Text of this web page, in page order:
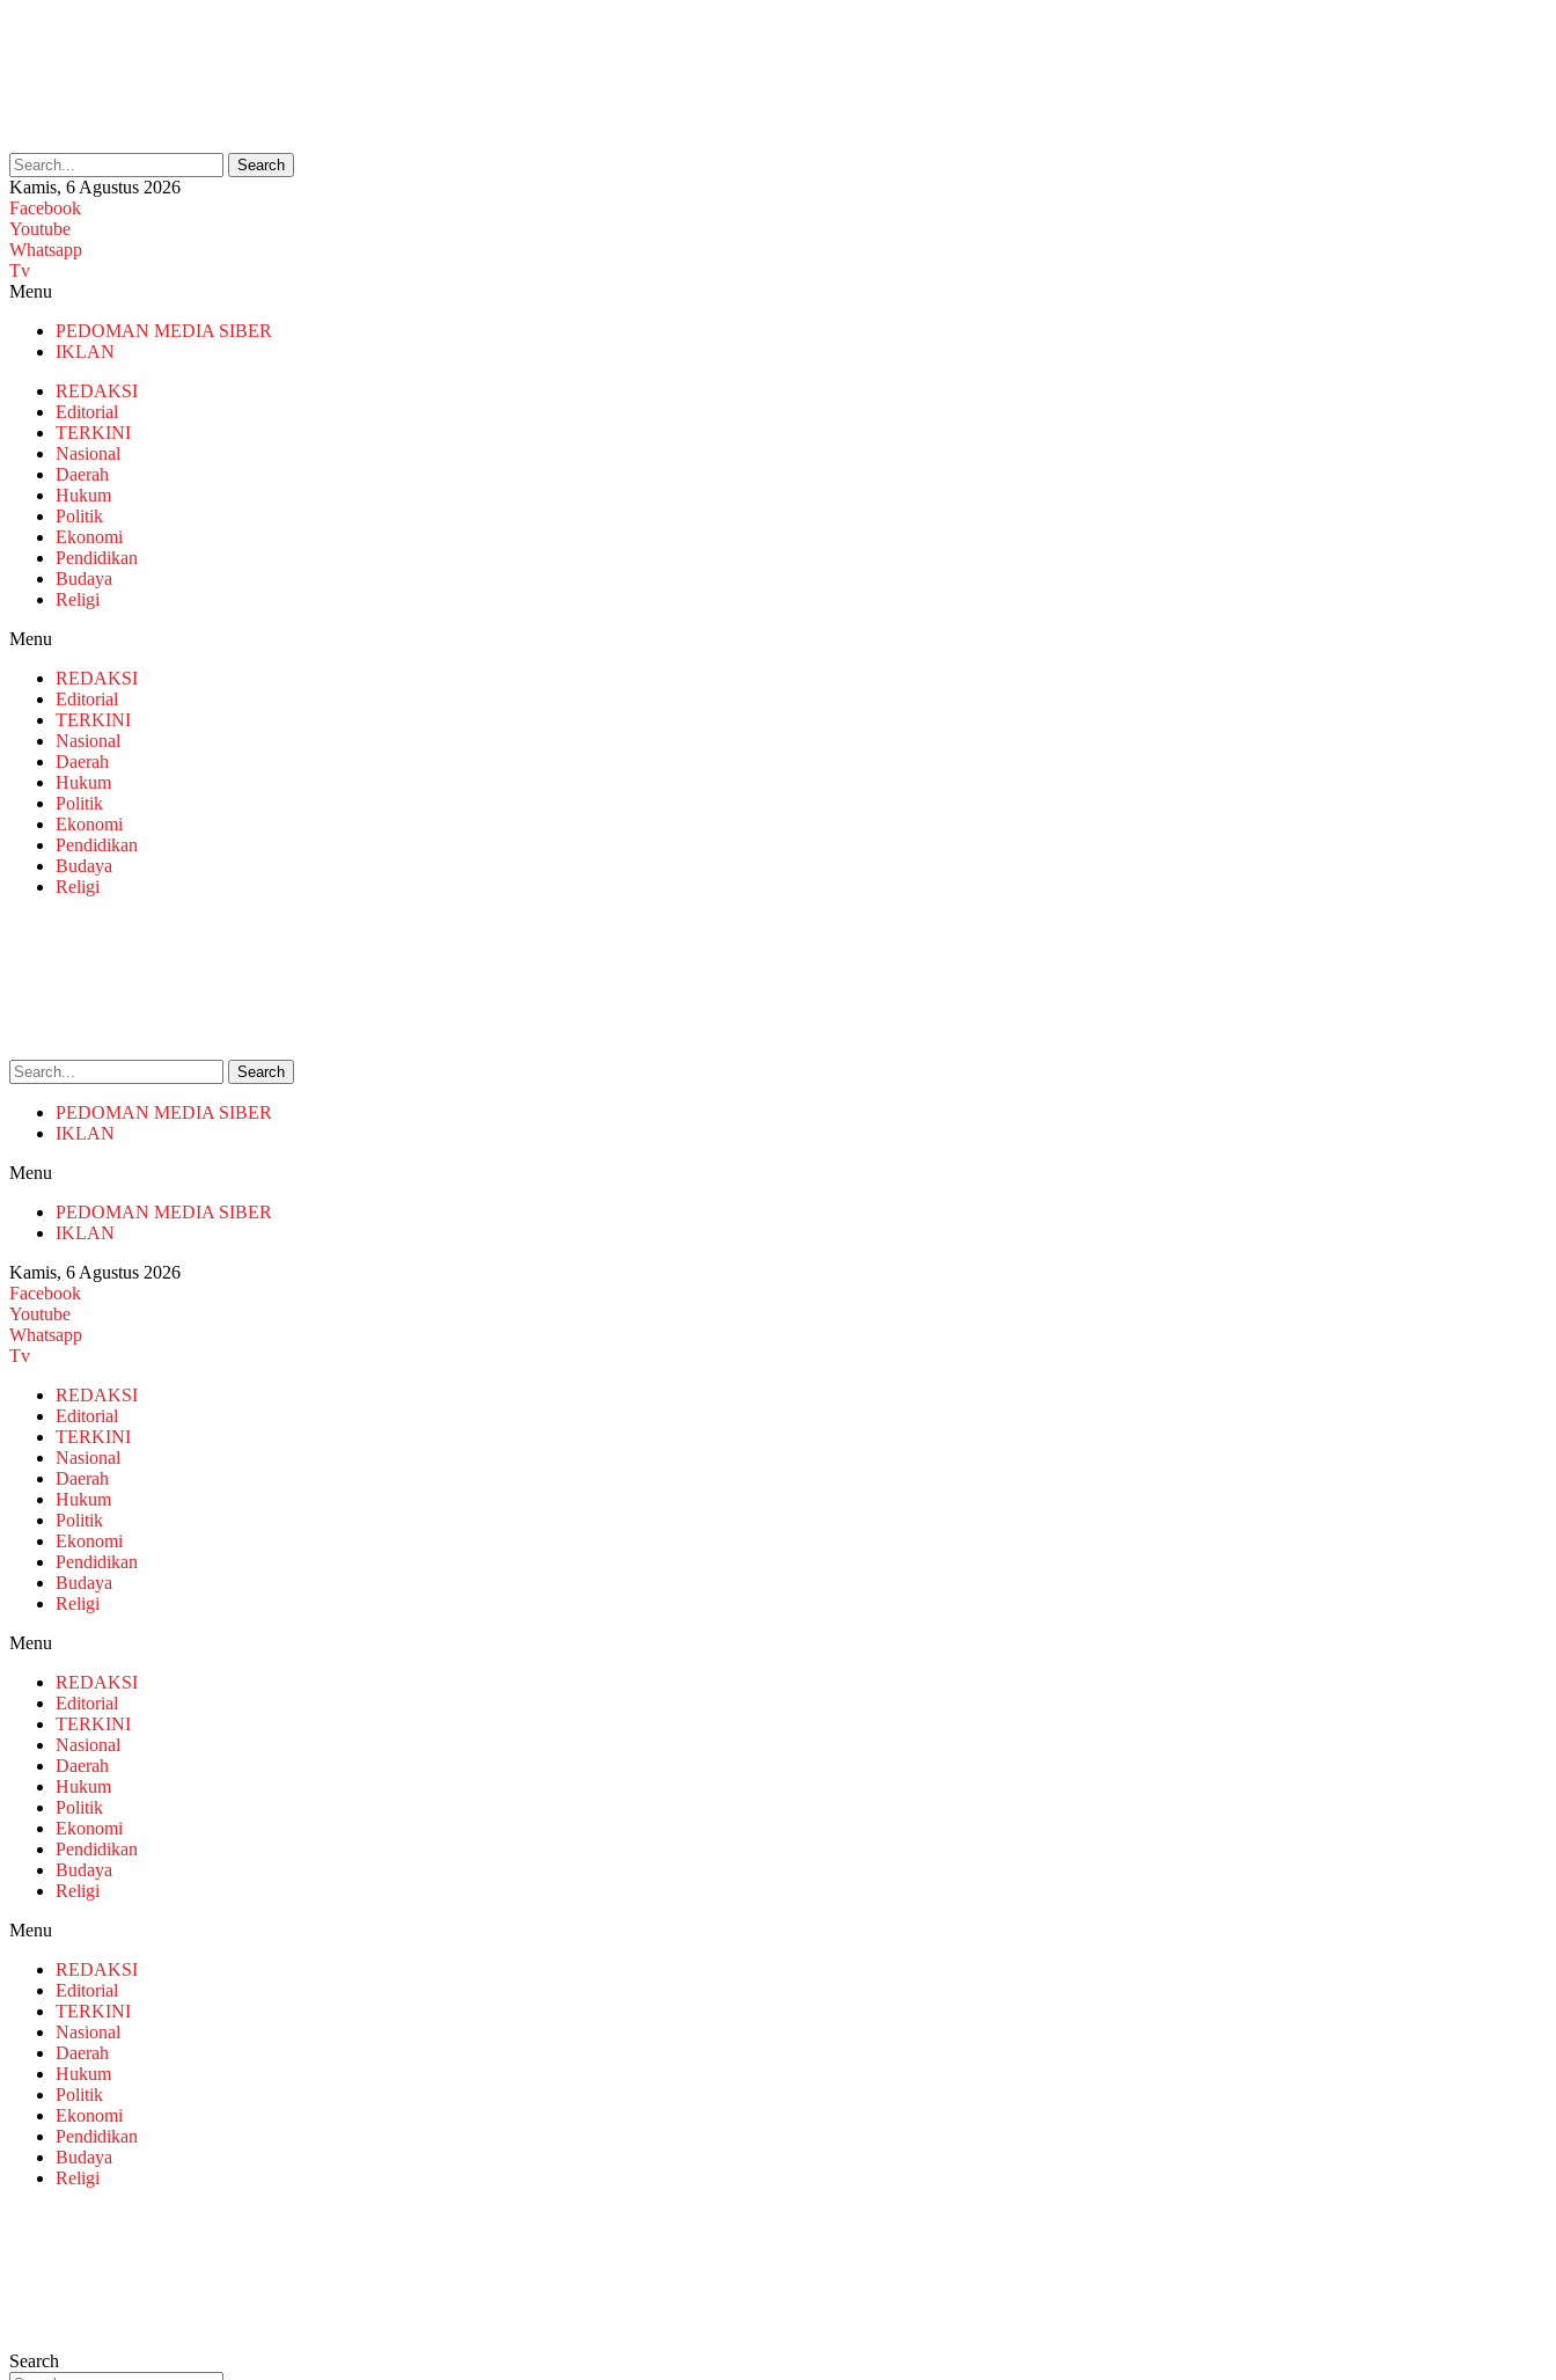
Search
Kamis, 6 Agustus 2026
Facebook
Youtube
Whatsapp
Tv
Menu
PEDOMAN MEDIA SIBER
IKLAN
REDAKSI
Editorial
TERKINI
Nasional
Daerah
Hukum
Politik
Ekonomi
Pendidikan
Budaya
Religi
Menu
REDAKSI
Editorial
TERKINI
Nasional
Daerah
Hukum
Politik
Ekonomi
Pendidikan
Budaya
Religi
Search
PEDOMAN MEDIA SIBER
IKLAN
Menu
PEDOMAN MEDIA SIBER
IKLAN
Kamis, 6 Agustus 2026
Facebook
Youtube
Whatsapp
Tv
REDAKSI
Editorial
TERKINI
Nasional
Daerah
Hukum
Politik
Ekonomi
Pendidikan
Budaya
Religi
Menu
REDAKSI
Editorial
TERKINI
Nasional
Daerah
Hukum
Politik
Ekonomi
Pendidikan
Budaya
Religi
Menu
REDAKSI
Editorial
TERKINI
Nasional
Daerah
Hukum
Politik
Ekonomi
Pendidikan
Budaya
Religi
Search